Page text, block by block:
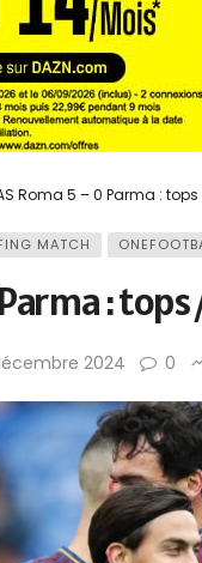
Roma 5 – 0 Parma :
MATCH
:
2024 0